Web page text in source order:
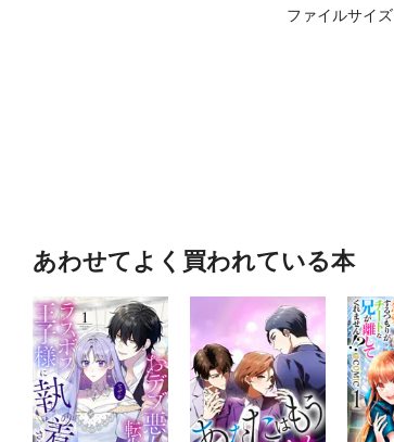
ファイルサイズ
あわせてよく買われている本